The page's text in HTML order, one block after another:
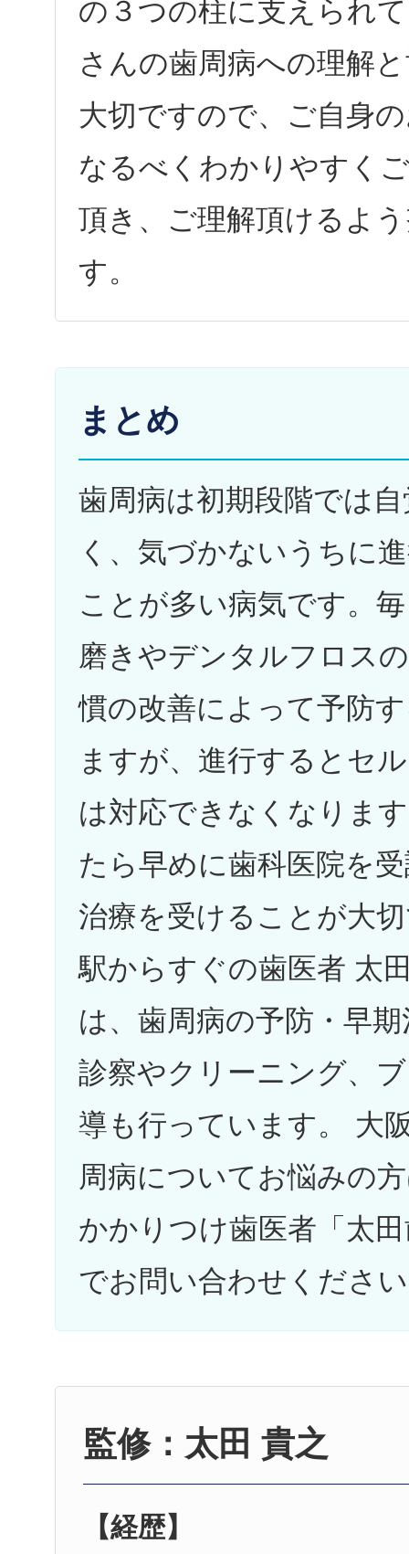
の３つの柱に支えられ
さんの歯周病への理解
大切ですので、ご自身
なるべくわかりやすく
頂き、ご理解頂けるよ
す。
まとめ
歯周病は初期段階では
く、気づかないうちに
ことが多い病気です。
磨きやデンタルフロス
慣の改善によって予防
ますが、進行するとセ
は対応できなくなりま
たら早めに歯科医院を
治療を受けることが大
駅からすぐの歯医者 太
は、歯周病の予防・早
診察やクリーニング、
導も行っています。 大
周病についてお悩みの
かかりつけ歯医者「太
でお問い合わせくださ
監修：太田 貴之
【経歴】